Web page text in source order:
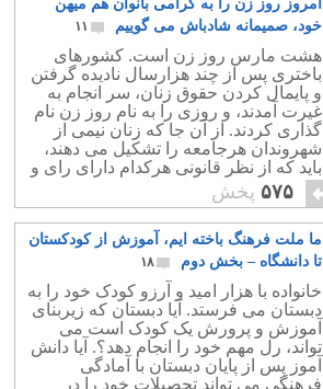
امروز روز زن را به گرامی بانوان هم میهن
خود، صمیمانه شادباش می گوییم
۱۱
هشت مارس روز زن است. کشورهای
باختری پس از چند هزارسال نادیده گرفتن
و پایمال کردن حقوق زنان، سر انجام به
غیرت آمدند، و روزی را به نام روز زن نام
گذاری کردند. از آن جا که زنان نیمی از
شهروندان هرجامعه را تشکیل می دهند،
باید که از نظر قانونی هرکدام دارای رای و
حقوقی برابر با مردان باشند.
۵۷۵ پخش
ما ملت فرهنگ باخته ایم، آموزش از کودکستان
تا دانشگاه – بخش دوم
۱۸
خانواده با هزار امید و آرزو کودک خود را به
دبستان می فرستد. آیا دبستان که زیربنای
آموزش و پرورش یک کودک است می
تواند، رل مهم خود را انجام دهد؟. آیا دانش
آموز پس از پایان دبستان با آمادگی
فرهنگی می تواند تحصیلات خود را در